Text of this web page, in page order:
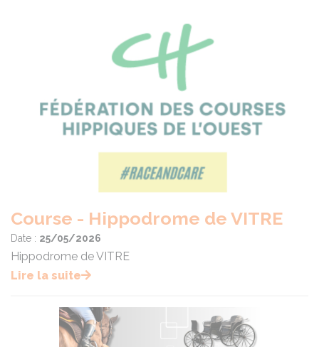
Course - Hippodrome de VITRE
Date : 25/05/2026
Hippodrome de VITRE
Lire la suite